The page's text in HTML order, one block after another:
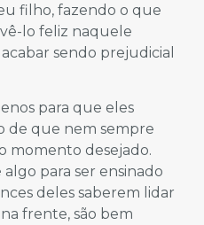
filho, fazendo o que
lo feliz naquele
sendo prejudicial
para que eles
de que nem sempre
momento desejado.
para ser ensinado
deles saberem lidar
frente, são bem